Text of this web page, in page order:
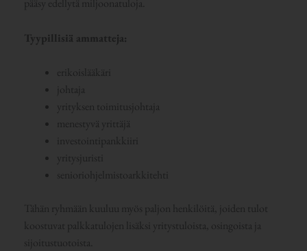
pääsy edellytä miljoonatuloja.
Tyypillisiä ammatteja:
erikoislääkäri
johtaja
yrityksen toimitusjohtaja
menestyvä yrittäjä
investointipankkiiri
yritysjuristi
senioriohjelmistoarkkitehti
Tähän ryhmään kuuluu myös paljon henkilöitä, joiden tulot
koostuvat palkkatulojen lisäksi yritystuloista, osingoista ja
sijoitustuotoista.